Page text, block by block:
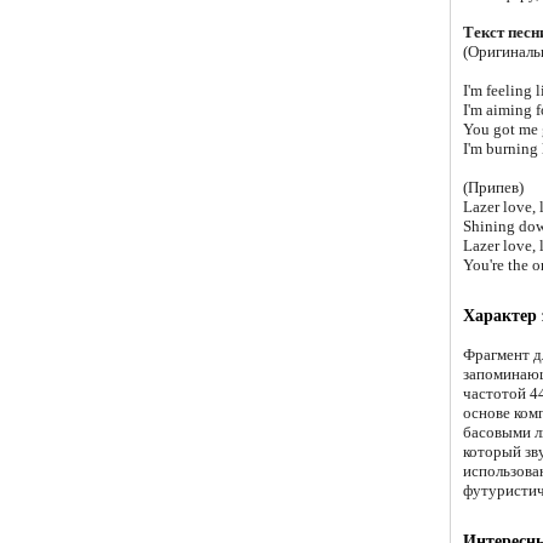
Текст
I'm feeling
I'm aiming
You got
I'm burning
(Припев)
Lazer love,
Shining
Lazer love,
You're the
Характер
Фрагмент
частотой
основе
басовыми
который